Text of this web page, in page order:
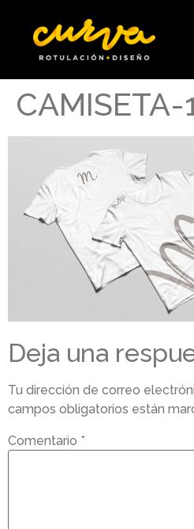
CAMISETA-
Deja una
Tu dirección de correo
campos obligatorios están
Comentario *